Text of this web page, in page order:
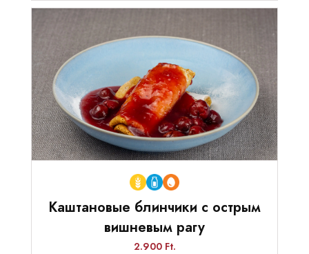
Каштановые блинчики с острым
вишневым рагу
2.900 Ft.